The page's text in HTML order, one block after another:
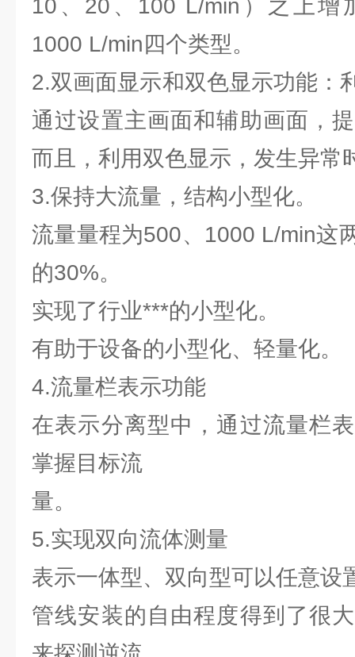
10、20、100 L/min）之上增
1000 L/min四个类型。
2.双画面显示和双色显示功能：
通过设置主画面和辅助画面，
而且，利用双色显示，发生异常
3.保持大流量，结构小型化。
流量量程为500、1000 L/min这
的30%。
实现了行业***的小型化。
有助于设备的小型化、轻量化。
4.流量栏表示功能
在表示分离型中，通过流量栏
掌握目标流
量。
5.实现双向流体测量
表示一体型、双向型可以任意设
管线安装的自由程度得到了很